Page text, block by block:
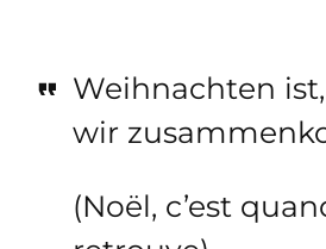
Weihnachten
wir
(Noël, c’est